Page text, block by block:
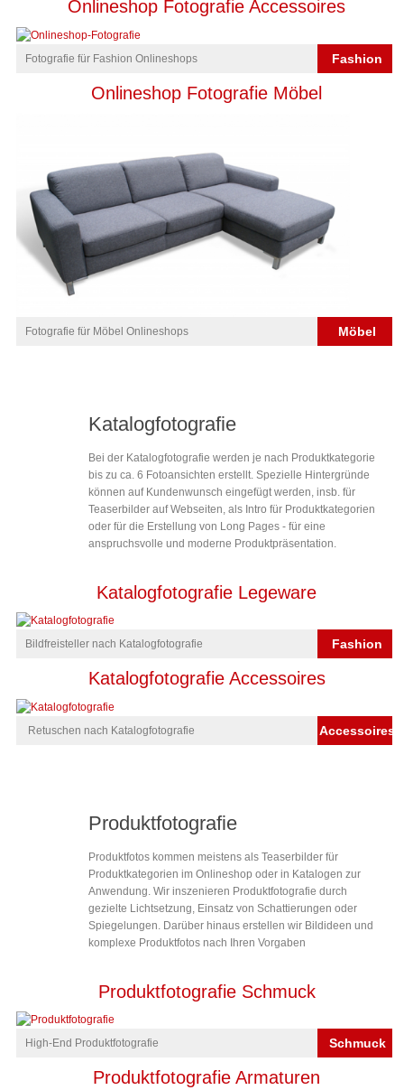
Onlineshop Fotografie Accessoires
Fashion
Fotografie für Fashion Onlineshops
Onlineshop Fotografie Möbel
Möbel
Fotografie für Möbel Onlineshops
Katalogfotografie
Bei der Katalogfotografie werden je nach Produktkategorie
bis zu ca. 6 Fotoansichten erstellt. Spezielle Hintergründe
können auf Kundenwunsch eingefügt werden, insb. für
Teaserbilder auf Webseiten, als Intro für Produktkategorien
oder für die Erstellung von Long Pages - für eine
anspruchsvolle und moderne Produktpräsentation.
Katalogfotografie Legeware
Fashion
Bildfreisteller nach Katalogfotografie
Katalogfotografie Accessoires
Accessoires
Retuschen nach Katalogfotografie
Produktfotografie
Produktfotos kommen meistens als Teaserbilder für
Produktkategorien im Onlineshop oder in Katalogen zur
Anwendung. Wir inszenieren Produktfotografie durch
gezielte Lichtsetzung, Einsatz von Schattierungen oder
Spiegelungen. Darüber hinaus erstellen wir Bildideen und
komplexe Produktfotos nach Ihren Vorgaben
Produktfotografie Schmuck
Schmuck
High-End Produktfotografie
Produktfotografie Armaturen